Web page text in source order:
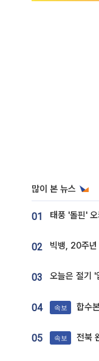
많이 본 뉴스
01
02
03 오늘은 절기 '
04 속보 합수본, '
05 속보 전북